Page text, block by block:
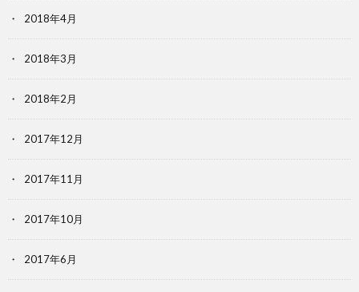
2018年4月
2018年3月
2018年2月
2017年12月
2017年11月
2017年10月
2017年6月